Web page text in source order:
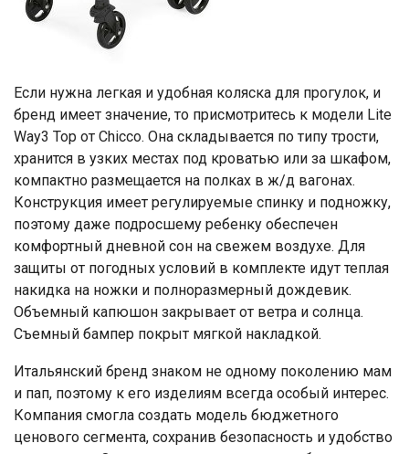
Если нужна легкая и удобная коляска для прогулок, и
бренд имеет значение, то присмотритесь к модели Lite
Way3 Top от Chicco. Она складывается по типу трости,
хранится в узких местах под кроватью или за шкафом,
компактно размещается на полках в ж/д вагонах.
Конструкция имеет регулируемые спинку и подножку,
поэтому даже подросшему ребенку обеспечен
комфортный дневной сон на свежем воздухе. Для
защиты от погодных условий в комплекте идут теплая
накидка на ножки и полноразмерный дождевик.
Объемный капюшон закрывает от ветра и солнца.
Съемный бампер покрыт мягкой накладкой.
Итальянский бренд знаком не одному поколению мам
и пап, поэтому к его изделиям всегда особый интерес.
Компания смогла создать модель бюджетного
ценового сегмента, сохранив безопасность и удобство